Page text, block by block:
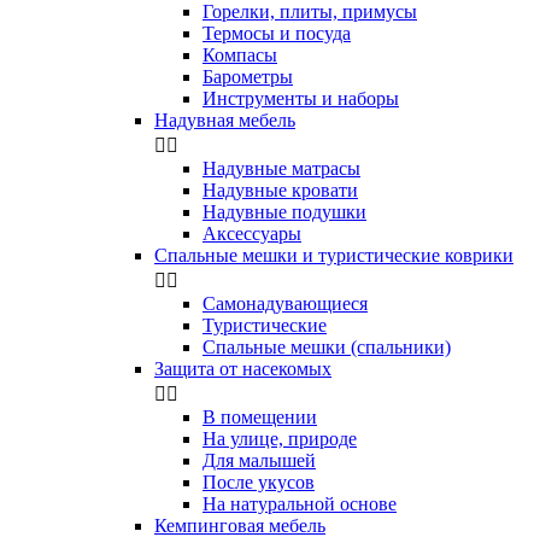
Горелки, плиты, примусы
Термосы и посуда
Компасы
Бapoмeтpы
Инструменты и наборы
Надувная мебель
 
Надувные матрасы
Надувные кровати
Надувные подушки
Аксессуары
Спальные мешки и туристические коврики
 
Самонадувающиеся
Туристические
Спальные мешки (спальники)
Защита от насекомых
 
В помещении
На улице, природе
Для малышей
После укусов
На натуральной основе
Кемпинговая мебель